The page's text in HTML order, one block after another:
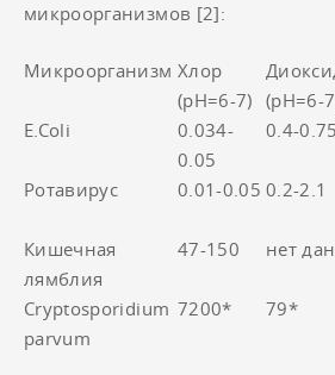
микроорганизмов [2]:
Микроорганизм Хлор
(рН=6-7) (рН=6-
E.Coli
0.034-
0.05
0.4-0.75
Ротавирус 0.01-0.05 0.2-2.1
Кишечная
лямблия
47-150 нет
Cryptosporidium
parvum
7200* 79*